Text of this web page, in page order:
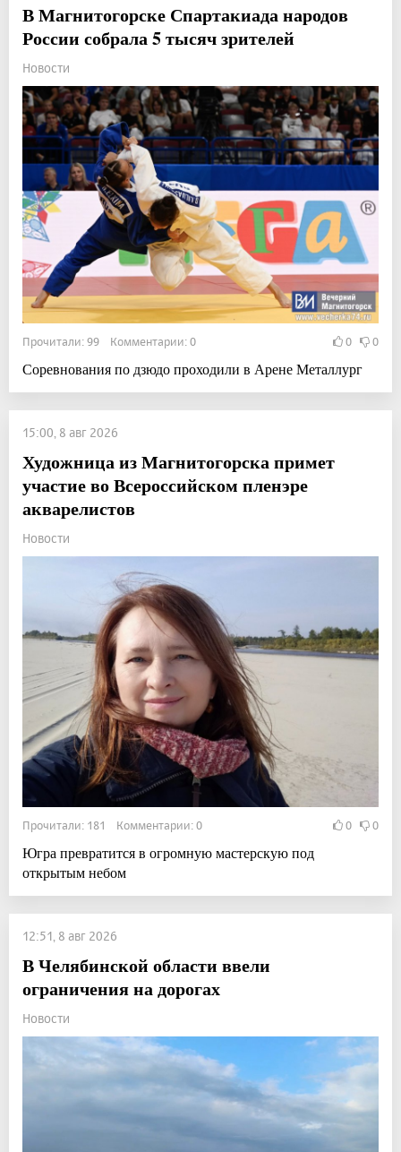
В Магнитогорске Спартакиада народов
России собрала 5 тысяч зрителей
Новости
Прочитали: 99 Комментарии: 0 0 0
Соревнования по дзюдо проходили в Арене Металлург
15:00, 8 авг 2026
Художница из Магнитогорска примет
участие во Всероссийском пленэре
акварелистов
Новости
Прочитали: 181 Комментарии: 0 0 0
Югра превратится в огромную мастерскую под
открытым небом
12:51, 8 авг 2026
В Челябинской области ввели
ограничения на дорогах
Новости